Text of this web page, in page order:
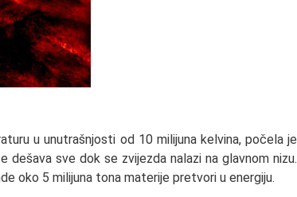
u unutrašnjosti od 10 milijuna kelvina, počela je
sve dok se zvijezda nalazi na glavnom nizu.
oko 5 milijuna tona materije pretvori u energiju.